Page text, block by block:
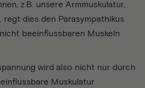
z.B. unsere Armmuskulatur,
regt dies den Parasympathikus
beeinflussbaren Muskeln
wird also nicht nur durch
Muskulatur